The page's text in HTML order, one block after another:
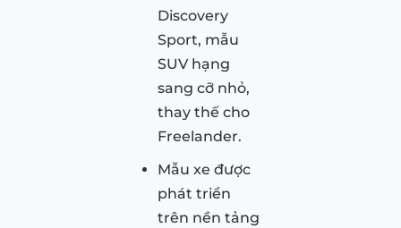
Discovery
Sport, mẫu
SUV hạng
sang cỡ nhỏ,
thay thế cho
Freelander.
Mẫu xe được
phát triển
trên nền tảng